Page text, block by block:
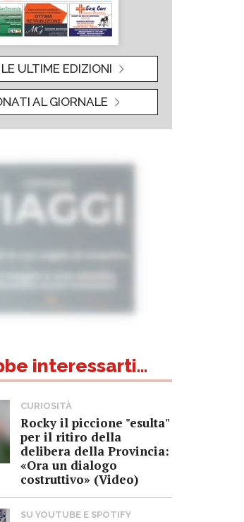
LE ULTIME EDIZIONI
AL GIORNALE
interessarti...
CURIOSITÀ
Rocky il piccione "esulta"
per il ritiro della
delibera della Provincia:
«Ora un dialogo
costruttivo» (Video)
SU YOUTUBE E SPOTIFY